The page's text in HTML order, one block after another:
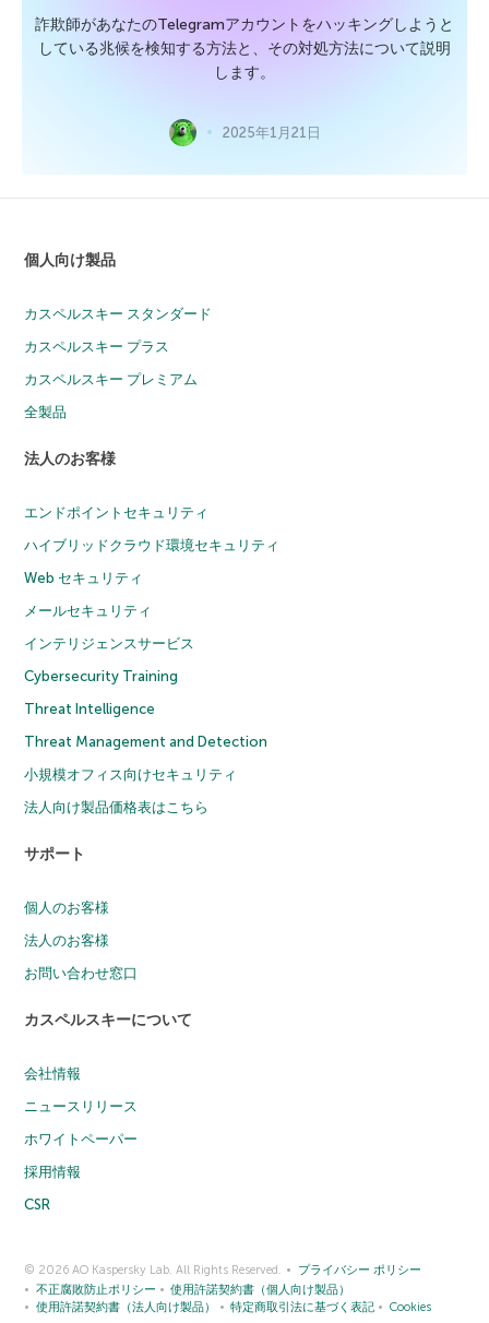
詐欺師があなたのTelegramアカウントをハッキングしようと
している兆候を検知する方法と、その対処方法について説明
します。
2025年1月21日
個人向け製品
カスペルスキー スタンダード
カスペルスキー プラス
カスペルスキー プレミアム
全製品
法人のお客様
エンドポイントセキュリティ
ハイブリッドクラウド環境セキュリティ
Web セキュリティ
メールセキュリティ
インテリジェンスサービス
Cybersecurity Training
Threat Intelligence
Threat Management and Detection
小規模オフィス向けセキュリティ
法人向け製品価格表はこちら
サポート
個人のお客様
法人のお客様
お問い合わせ窓口
カスペルスキーについて
会社情報
ニュースリリース
ホワイトペーパー
採用情報
CSR
© 2026 AO Kaspersky Lab. All Rights Reserved.
プライバシー ポリシー
不正腐敗防止ポリシー
使用許諾契約書（個人向け製品）
使用許諾契約書（法人向け製品）
特定商取引法に基づく表記 Cookies